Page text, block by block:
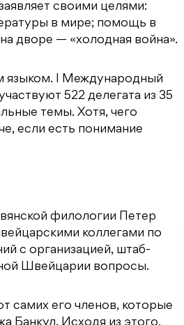
своими целями:
в мире; помощь в
дворе — «холодная война».
языком. I Международный
522 делегата из 35
темы. Хотя, чего
если есть понимание
филологии Петер
коллегами по
с организацией, штаб-
Швейцарии вопросы.
самих его членов, которые
Банкул. Исходя из этого,